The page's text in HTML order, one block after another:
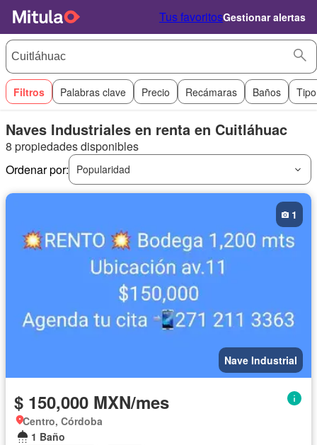
Tus favoritosGestionar alertas
Filtros Palabras clave Precio Recámaras Baños
Naves Industriales en renta en Cuitláhuac
8 propiedades disponibles
Ordenar por:
Popularidad
Nave Industrial
1
$ 150,000 MXN/mes
Centro, Córdoba
1 Baño